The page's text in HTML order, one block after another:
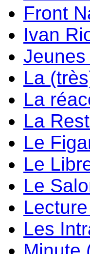
Front
Ivan
La
La
La
Le
Le
Le
Les